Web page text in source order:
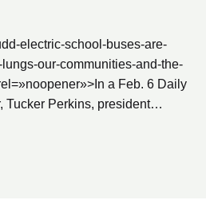
electric-school-buses-are-
our-communities-and-the-
a Feb. 6 Daily
Tucker Perkins, president…